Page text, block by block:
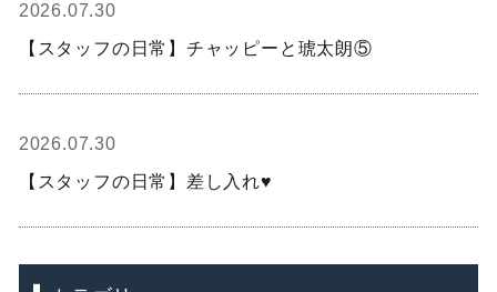
2026.07.30
【スタッフの日常】チャッピーと琥太朗⑤
2026.07.30
【スタッフの日常】差し入れ♥